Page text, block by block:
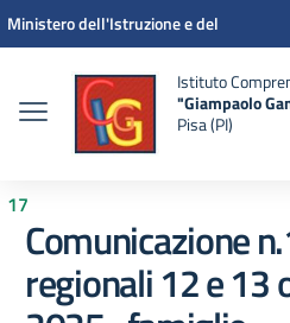
Vai ai contenuti
Vai al menu di navigazione
Vai al footer
Ministero dell'Istruzione e del
Istituto
"Giampaolo
Pisa (PI)
17
Comunicazione
regionali 12 e 13